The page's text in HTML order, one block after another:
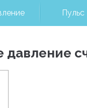
Пульс
давление